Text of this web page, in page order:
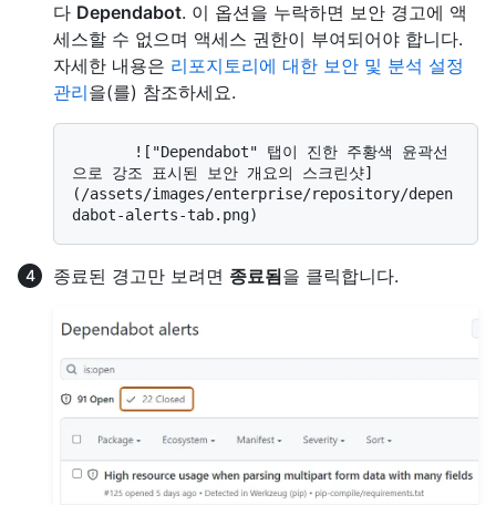
다 Dependabot. 이 옵션을 누락하면 보안 경고에 액
세스할 수 없으며 액세스 권한이 부여되어야 합니다.
자세한 내용은 리포지토리에 대한 보안 및 분석 설정
관리을(를) 참조하세요.
으로 강조 표시된 보안 개요의 스크린샷]
(/assets/images/enterprise/repository/depen
종료된 경고만 보려면 종료됨을 클릭합니다.